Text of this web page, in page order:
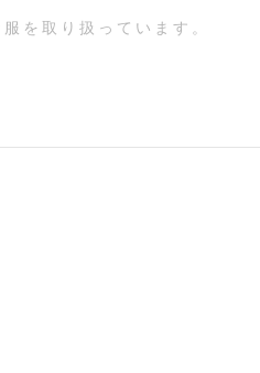
を取り扱っています。